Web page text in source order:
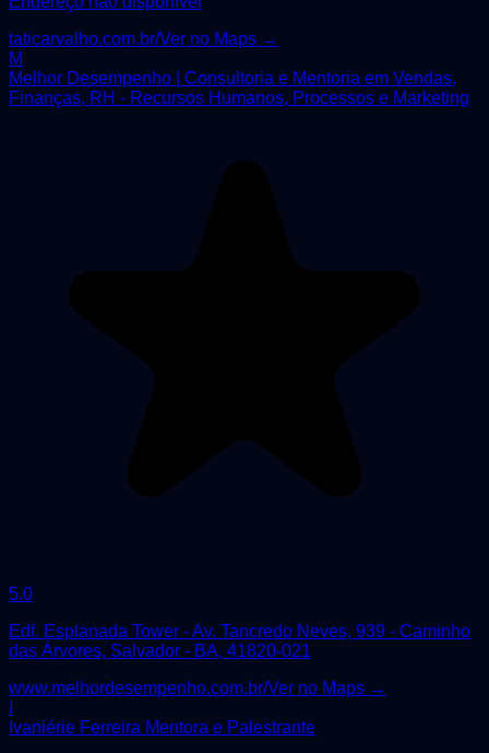
taticarvalho.com.br/Ver no Maps →
M
Melhor Desempenho | Consultoria e Mentoria em Vendas,
Finanças, RH - Recursos Humanos, Processos e Marketing
5.0
Edf. Esplanada Tower - Av. Tancredo Neves, 939 - Caminho
das Árvores, Salvador - BA, 41820-021
www.melhordesempenho.com.br/Ver no Maps →
Ivaniérie Ferreira Mentora e Palestrante